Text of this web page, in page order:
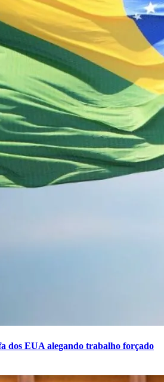
dos EUA alegando trabalho forçado